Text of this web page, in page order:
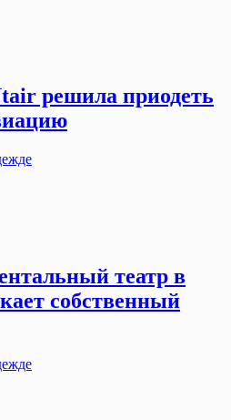
решила приодеть
театр в
собственный